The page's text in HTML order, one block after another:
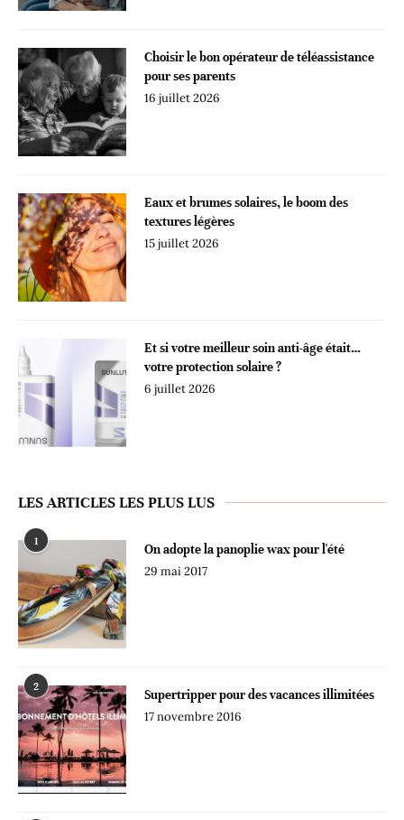
Choisir le bon opérateur de téléassistance
pour ses parents
16 juillet 2026
Eaux et brumes solaires, le boom des
textures légères
15 juillet 2026
Et si votre meilleur soin anti-âge était…
votre protection solaire ?
6 juillet 2026
LES ARTICLES LES PLUS LUS
1
On adopte la panoplie wax pour l'été
29 mai 2017
2
Supertripper pour des vacances illimitées
17 novembre 2016